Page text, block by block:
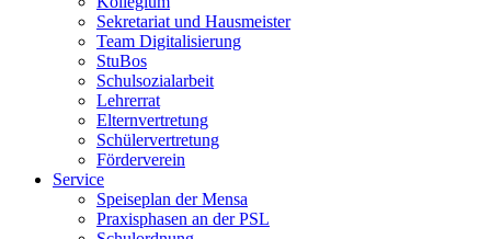
Sekretariat und Hausmeister
Team Digitalisierung
StuBos
Schulsozialarbeit
Lehrerrat
Elternvertretung
Schülervertretung
Förderverein
Service
Speiseplan der Mensa
Praxisphasen an der PSL